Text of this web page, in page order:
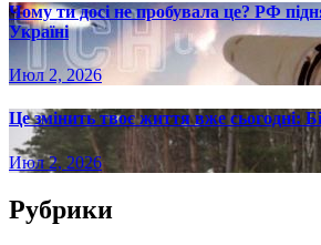
Чому ти досі не пробувала це? РФ
Україні
Июл 2, 2026
Це змінить твоє життя вже сьогодні:
Июл 2, 2026
Рубрики